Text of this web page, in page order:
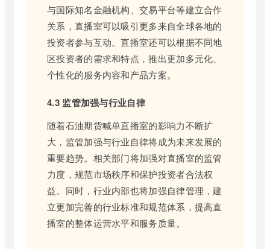
与国际知名金融机构、交易平台等建立合作
关系，直播室可以吸引更多来自全球各地的
投资者参与互动。直播室还可以根据不同地
区投资者的需求和特点，推出更加多元化、
个性化的服务内容和产品方案。
4.3 监管加强与行业自律
随着石油期货喊单直播室的影响力不断扩
大，监管加强与行业自律将成为未来发展的
重要趋势。相关部门将加强对直播室的监管
力度，规范市场秩序和保护投资者合法权
益。同时，行业内部也将加强自律管理，建
立更加完善的行业标准和规范体系，提高直
播室的整体运营水平和服务质量。